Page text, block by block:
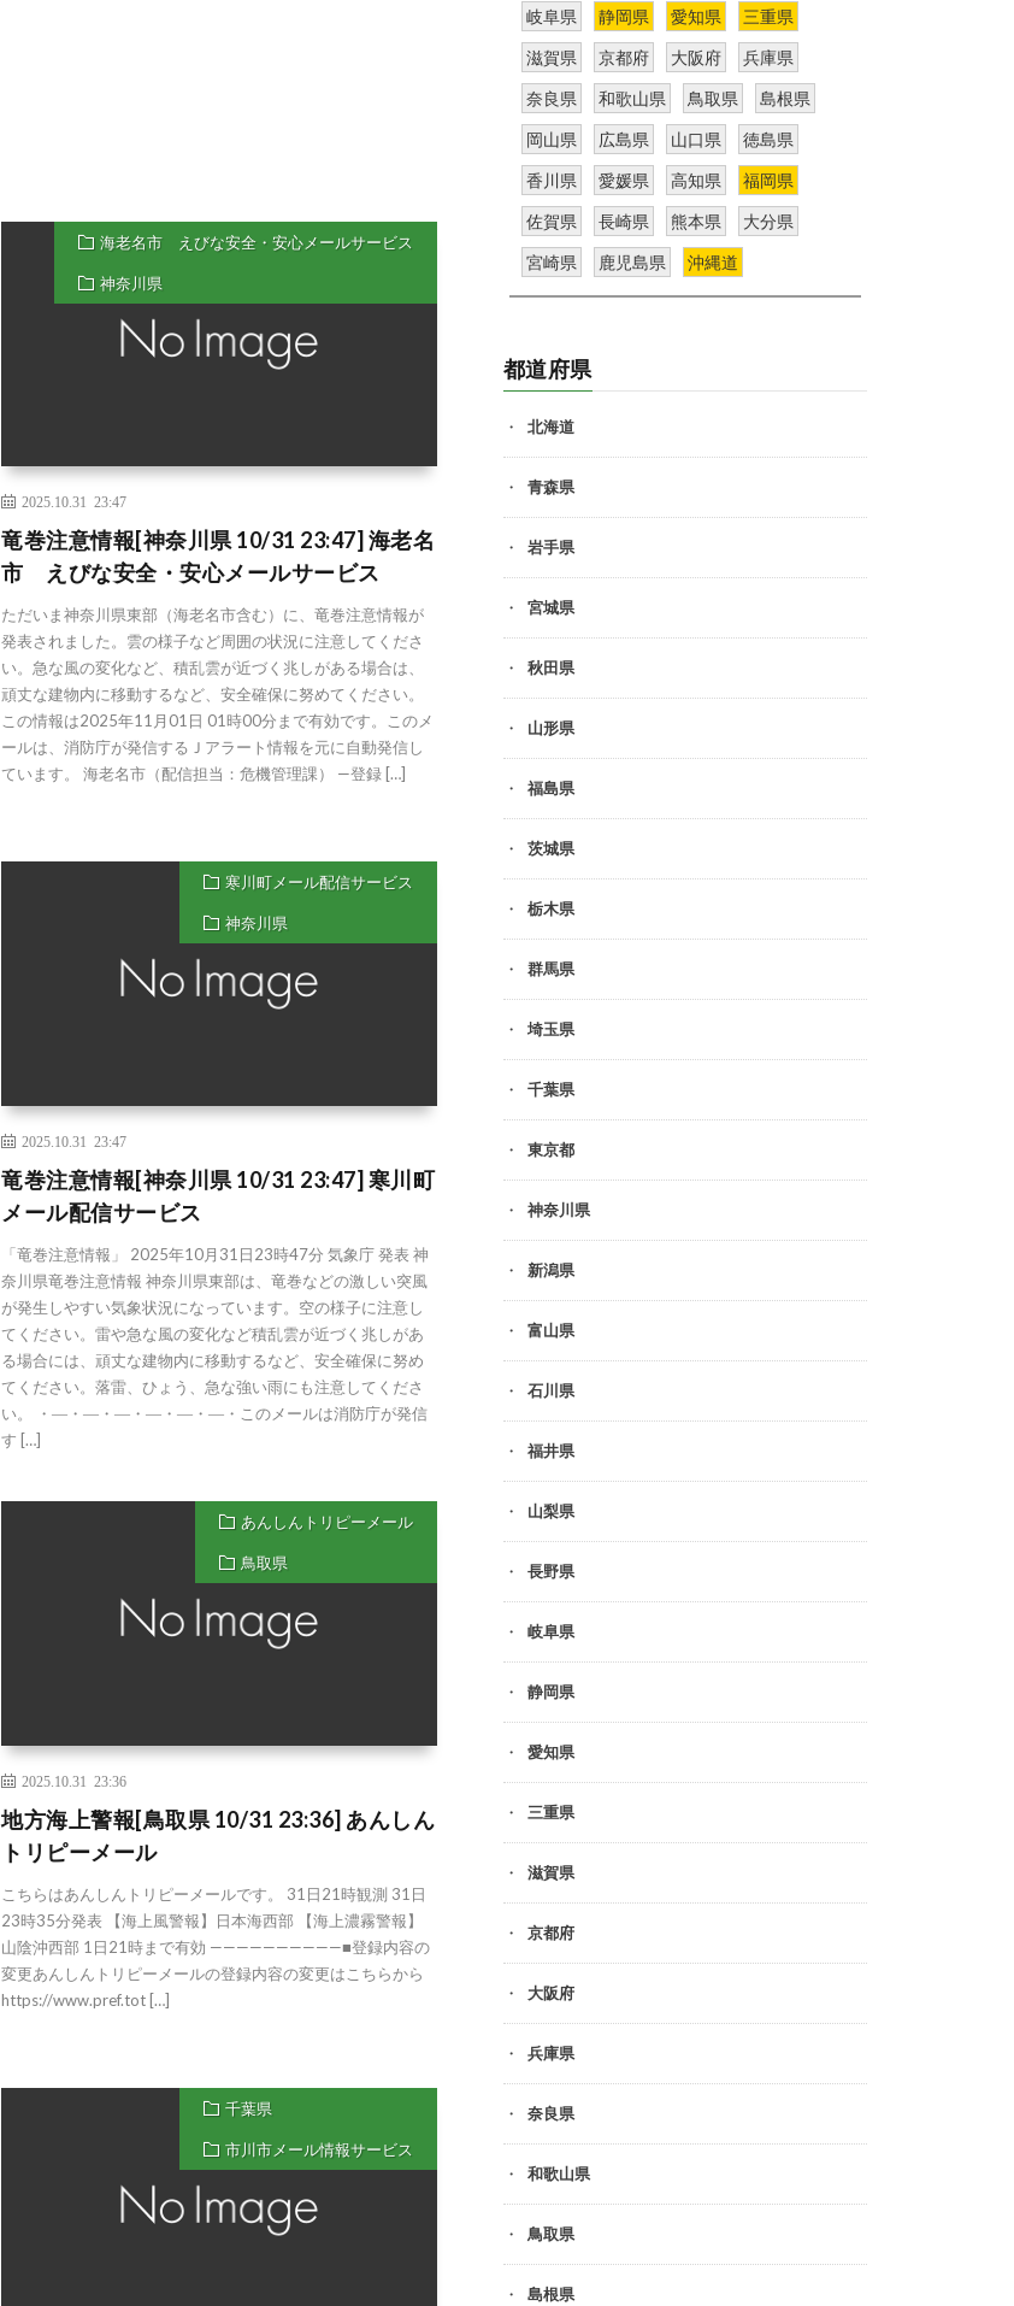
海老名市 えびな安全・安心メールサービス
神奈川県
2025.10.31 23:47
竜巻注意情報[神奈川県 10/31 23:47] 海老名
市 えびな安全・安心メールサービス
ただいま神奈川県東部（海老名市含む）に、竜巻注意情報が
発表されました。雲の様子など周囲の状況に注意してくださ
い。急な風の変化など、積乱雲が近づく兆しがある場合は、
頑丈な建物内に移動するなど、安全確保に努めてください。
この情報は2025年11月01日 01時00分まで有効です。このメ
ールは、消防庁が発信するＪアラート情報を元に自動発信し
ています。 海老名市（配信担当：危機管理課） —登録 […]
寒川町メール配信サービス
神奈川県
2025.10.31 23:47
竜巻注意情報[神奈川県 10/31 23:47] 寒川町
メール配信サービス
「竜巻注意情報」 2025年10月31日23時47分 気象庁 発表 神
奈川県竜巻注意情報 神奈川県東部は、竜巻などの激しい突風
が発生しやすい気象状況になっています。空の様子に注意し
てください。雷や急な風の変化など積乱雲が近づく兆しがあ
る場合には、頑丈な建物内に移動するなど、安全確保に努め
てください。落雷、ひょう、急な強い雨にも注意してくださ
い。 ・―・―・―・―・―・―・このメールは消防庁が発信
す […]
あんしんトリピーメール
鳥取県
2025.10.31 23:36
地方海上警報[鳥取県 10/31 23:36] あんしん
トリピーメール
こちらはあんしんトリピーメールです。 31日21時観測 31日
23時35分発表 【海上風警報】日本海西部 【海上濃霧警報】
山陰沖西部 1日21時まで有効 ——————————■登録内容の
変更あんしんトリピーメールの登録内容の変更はこちらから
https://www.pref.tot […]
千葉県
市川市メール情報サービス
岐阜県
静岡県 愛知県
三重県
滋賀県
京都府 大阪府
兵庫県
奈良県
和歌山県 鳥取県
島根県
岡山県
広島県 山口県
徳島県
香川県
愛媛県 高知県
福岡県
佐賀県
長崎県 熊本県
大分県
宮崎県
鹿児島県 沖縄道
都道府県
北海道
青森県
岩手県
宮城県
秋田県
山形県
福島県
茨城県
栃木県
群馬県
埼玉県
千葉県
東京都
神奈川県
新潟県
富山県
石川県
福井県
山梨県
長野県
岐阜県
静岡県
愛知県
三重県
滋賀県
京都府
大阪府
兵庫県
奈良県
和歌山県
鳥取県
島根県